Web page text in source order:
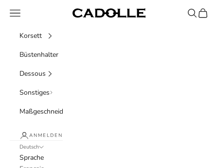
Cadolle
Menü Suchen
Korsett
Büstenhalter
Dessous
Sonstiges
Maßgeschneidert
ANMELDEN
Deutsch
Sprache